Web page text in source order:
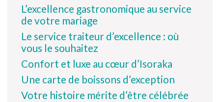
L’excellence gastronomique au service
de votre mariage
Le service traiteur d’excellence : où
vous le souhaitez
Confort et luxe au cœur d’Isoraka
Une carte de boissons d’exception
Votre histoire mérite d’être célébrée